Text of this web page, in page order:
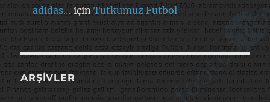
adidas…içinTutkumuz Futbol
ARŞIVLER